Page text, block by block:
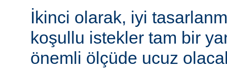
İkinci olarak, iyi
koşullu istekler tam bir
önemli ölçüde ucuz